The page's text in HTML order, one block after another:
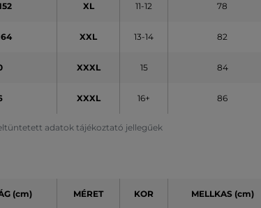
adatok tájékoztató jellegűek
XL 11-12 78
XXL 13-14 82
XXXL 15 84
XXXL 16+ 86
(cm) MÉRET KOR MELLKAS (cm)